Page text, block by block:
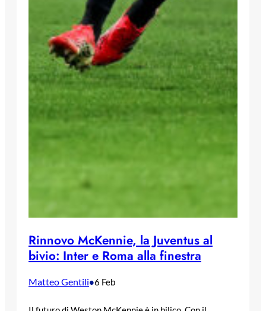
Rinnovo McKennie, la Juventus al
bivio: Inter e Roma alla finestra
Matteo Gentili•6 Feb